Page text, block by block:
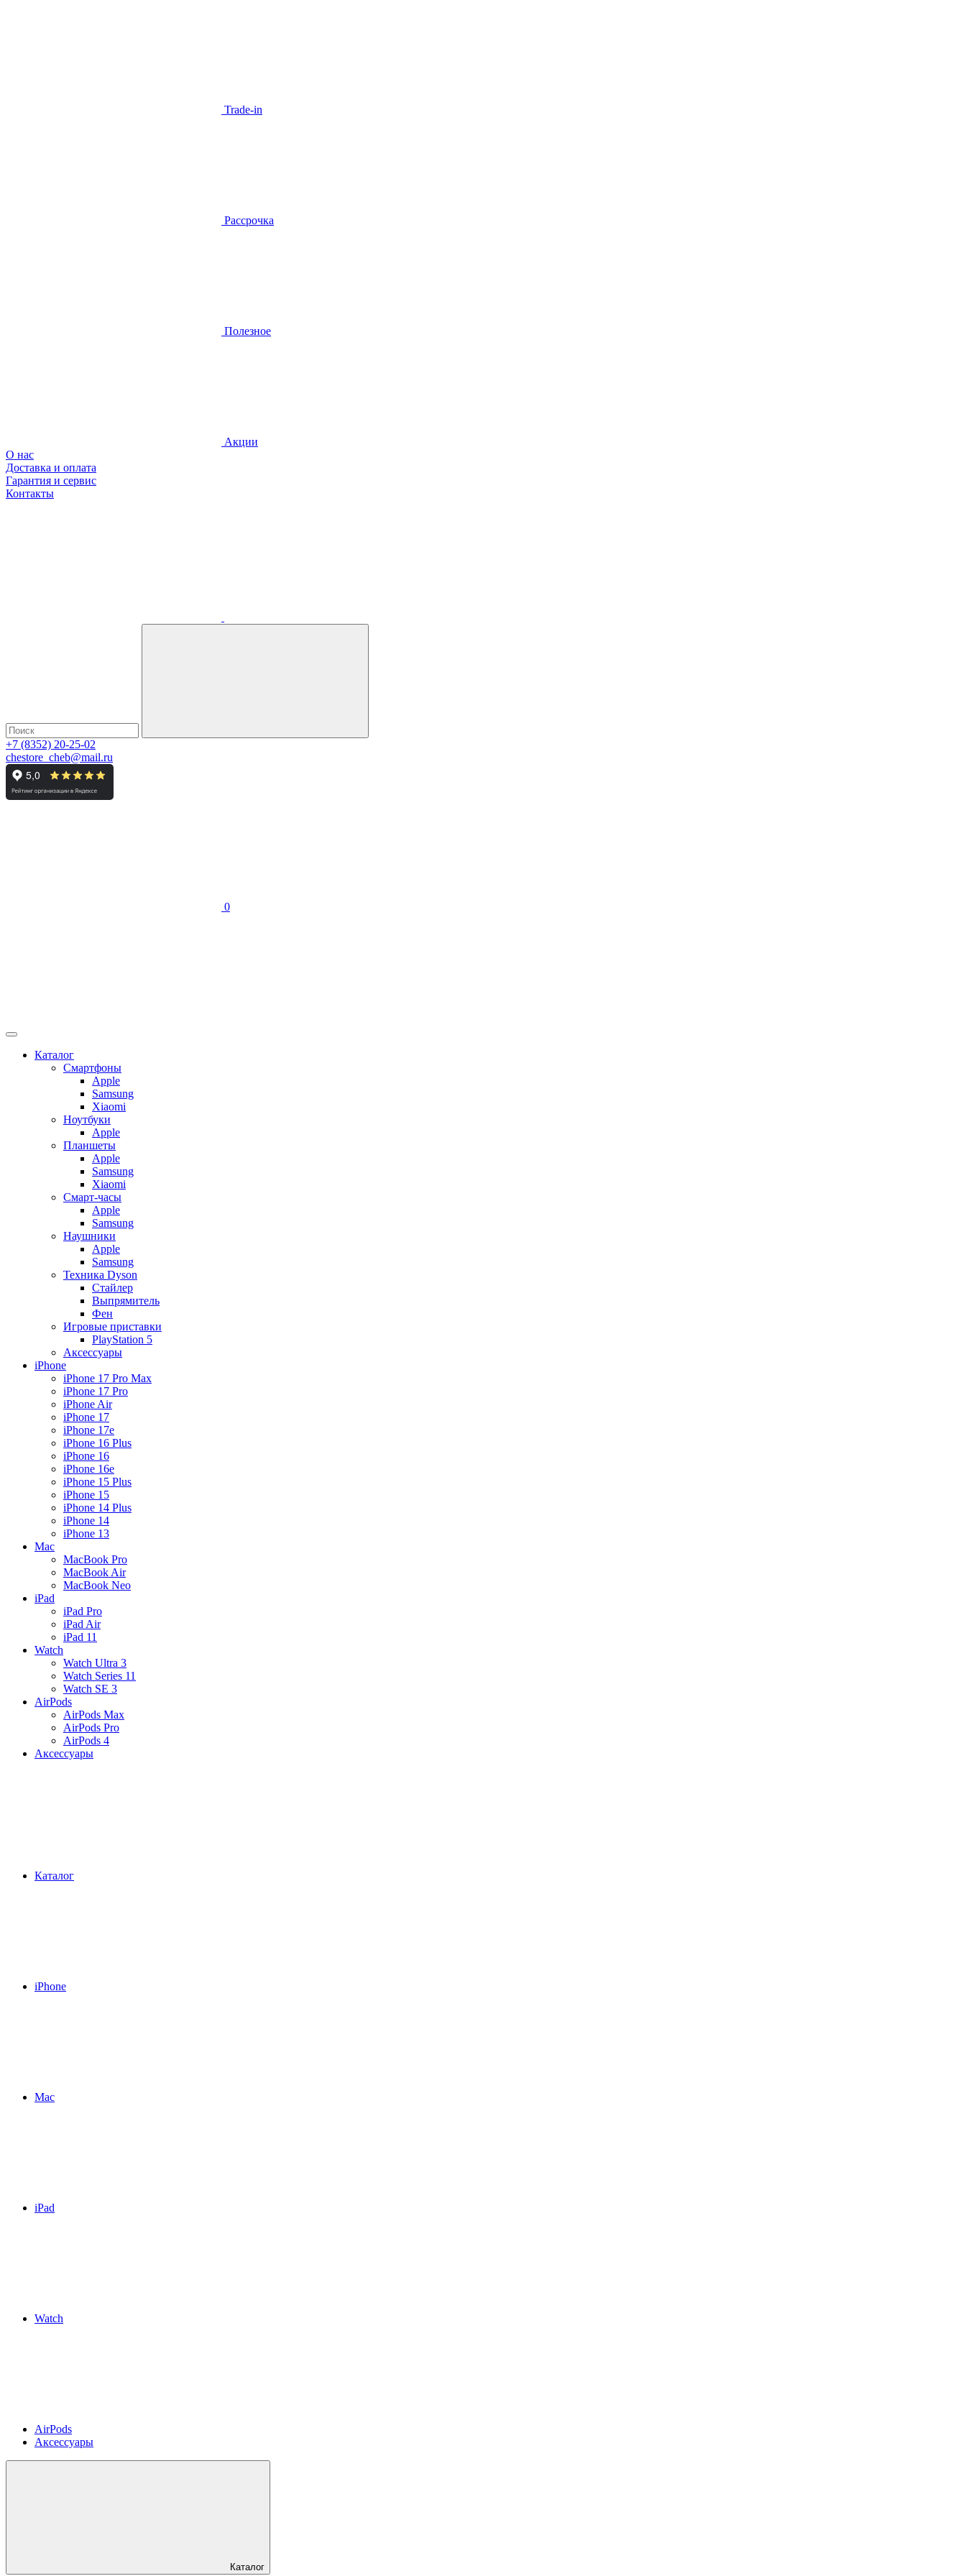
Trade-in
Рассрочка
Полезное
Акции
О нас
Доставка и оплата
Гарантия и сервис
Контакты
+7 (8352) 20-25-02
chestore_cheb@mail.ru
0
Каталог
Смартфоны
Apple
Samsung
Xiaomi
Ноутбуки
Apple
Планшеты
Apple
Samsung
Xiaomi
Смарт-часы
Apple
Samsung
Наушники
Apple
Samsung
Техника Dyson
Стайлер
Выпрямитель
Фен
Игровые приставки
PlayStation 5
Аксессуары
iPhone
iPhone 17 Pro Max
iPhone 17 Pro
iPhone Air
iPhone 17
iPhone 17e
iPhone 16 Plus
iPhone 16
iPhone 16e
iPhone 15 Plus
iPhone 15
iPhone 14 Plus
iPhone 14
iPhone 13
Mac
MacBook Pro
MacBook Air
MacBook Neo
iPad
iPad Pro
iPad Air
iPad 11
Watch
Watch Ultra 3
Watch Series 11
Watch SE 3
AirPods
AirPods Max
AirPods Pro
AirPods 4
Аксессуары
Каталог
iPhone
Mac
iPad
Watch
AirPods
Аксессуары
Каталог